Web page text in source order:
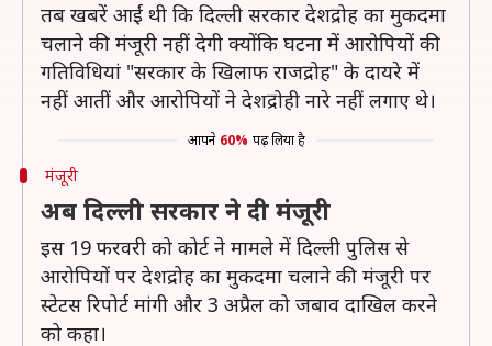
तब खबरें आईं थी कि दिल्ली सरकार देशद्रोह का मुकदमा
चलाने की मंजूरी नहीं देगी क्योंकि घटना में आरोपियों की
गतिविधियां "सरकार के खिलाफ राजद्रोह" के दायरे में
नहीं आतीं और आरोपियों ने देशद्रोही नारे नहीं लगाए थे।
आपने 60% पढ़ लिया है
मंजूरी
अब दिल्ली सरकार ने दी मंजूरी
इस 19 फरवरी को कोर्ट ने मामले में दिल्ली पुलिस से
आरोपियों पर देशद्रोह का मुकदमा चलाने की मंजूरी पर
स्टेटस रिपोर्ट मांगी और 3 अप्रैल को जबाव दाखिल करने
को कहा।